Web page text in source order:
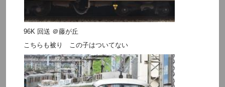
96K 回送 ＠藤が丘
こちらも被り この子はついてない